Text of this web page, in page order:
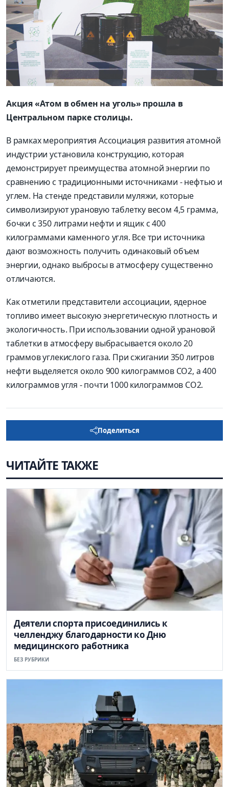
Акция «Атом в обмен на уголь» прошла в
Центральном парке столицы.
В рамках мероприятия Ассоциация развития атомной
индустрии установила конструкцию, которая
демонстрирует преимущества атомной энергии по
сравнению с традиционными источниками - нефтью и
углем. На стенде представили муляжи, которые
символизируют урановую таблетку весом 4,5 грамма,
бочки с 350 литрами нефти и ящик с 400
килограммами каменного угля. Все три источника
дают возможность получить одинаковый объем
энергии, однако выбросы в атмосферу существенно
отличаются.
Как отметили представители ассоциации, ядерное
топливо имеет высокую энергетическую плотность и
экологичность. При использовании одной урановой
таблетки в атмосферу выбрасывается около 20
граммов углекислого газа. При сжигании 350 литров
нефти выделяется около 900 килограммов СО2, а 400
килограммов угля - почти 1000 килограммов СО2.
Поделиться
ЧИТАЙТЕ ТАКЖЕ
Деятели спорта присоединились к
челленджу благодарности ко Дню
медицинского работника
БЕЗ РУБРИКИ